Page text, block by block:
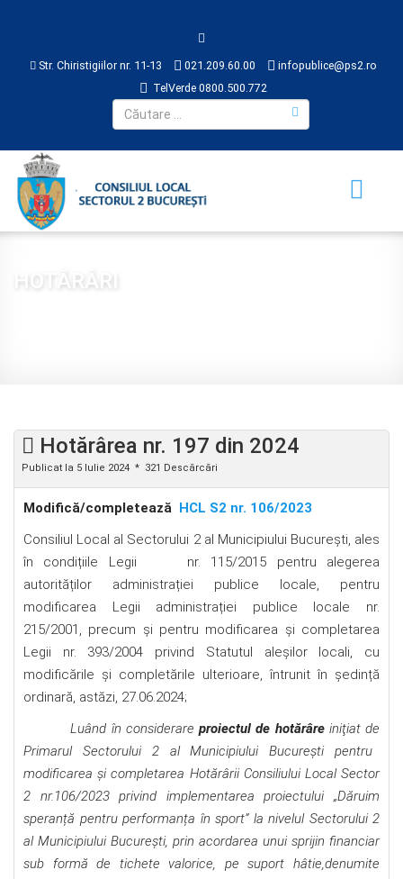
Str. Chiristigiilor nr. 11-13 021.209.60.00
infopublice@ps2.ro
TelVerde 0800.500.772
HOTĂRÂRI
Hotărârea nr. 197 din 2024
Publicat la 5 Iulie 2024 321 Descărcări
Modifică/completează HCL S2 nr. 106/2023
Consiliul Local al Sectorului 2 al Municipiului Bucureşti, ales
în condițiile Legii nr. 115/2015 pentru alegerea
autorităților administrației publice locale, pentru
modificarea Legii administrației publice locale nr.
215/2001, precum și pentru modificarea şi completarea
Legii nr. 393/2004 privind Statutul aleșilor locali, cu
modificările şi completările ulterioare, întrunit în ședință
ordinară, astăzi, 27.06.2024;
Luând în considerareproiectul de hotărâre iniţiat de
Primarul Sectorului 2 al Municipiului Bucureşti pentru
modificarea și completarea Hotărârii Consiliului Local Sector
2 nr.106/2023 privind implementarea proiectului „Dăruim
speranță pentru performanța în sport” la nivelul Sectorului 2
al Municipiului București, prin acordarea unui sprijin financiar
sub formă de tichete valorice, pe suport hâtie,denumite